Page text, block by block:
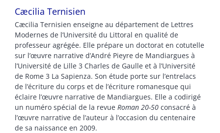
Cæcilia Ternisien
Cæcilia Ternisien enseigne au département de Lettres
Modernes de l’Université du Littoral en qualité de
professeur agrégée. Elle prépare un doctorat en cotutelle
sur l’œuvre narrative d’André Pieyre de Mandiargues à
l’Université de Lille 3 Charles de Gaulle et à l’Université
de Rome 3 La Sapienza. Son étude porte sur l’entrelacs
de l’écriture du corps et de l’écriture romanesque qui
éclaire l’œuvre narrative de Mandiargues. Elle a codirigé
un numéro spécial de la revue Roman 20-50 consacré à
l’œuvre narrative de l’auteur à l’occasion du centenaire
de sa naissance en 2009.